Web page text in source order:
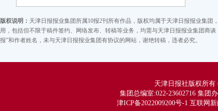
版权说明： 天津日报报业集团所属10报2刊所有作品，版权均属于天津日报报业集
用，包括但不限于稿件签约、网络发布、转稿等业务，均需与天津日报报业集团商
报”和作者姓名，未与天津日报报业集团有协议的网站，谢绝转稿，违者必究。
天津日报社版权所有
集团总编室:022-23602716 集团
津ICP备2022009200号-1 互联网